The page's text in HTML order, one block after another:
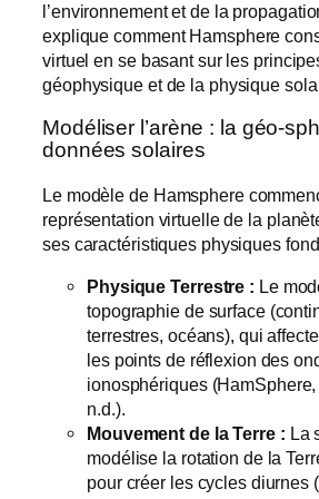
l’environnement et de la
explique comment Hamsphere
virtuel en se basant sur les
géophysique et de la physique
Modéliser l’arène : la géo-
données solaires
Le modèle de Hamsphere
représentation virtuelle de la
ses caractéristiques physiques
Physique Terrestre : Le
topographie de surface
terrestres, océans), qui
les points de réflexion des
ionosphériques
n.d.).
Mouvement de la Terre : La
modélise la rotation de la
pour créer les cycles diurnes